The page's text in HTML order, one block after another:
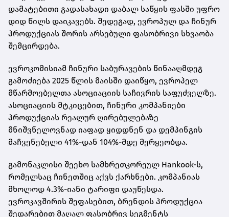
დამატებითი გადასახადი დაბალ საწყის ფასში უფრო
დიდ წილს დაიკავებს. შედეგად, ევროპულ და ჩინურ
პროდუქციას შორის არსებული ფასობრივი სხვაობა
შემცირდება.
ევროკომისიამ ჩინური საბურავების წინააღმდეგ
გამოძიება 2025 წლის მაისში დაიწყო, ევროპელ
მწარმოებელთა ასოციაციის საჩივრის საფუძველზე.
ასოციაციის მტკიცებით, ჩინური კომპანიები
პროდუქციას რეალურ ღირებულებაზე
მნიშვნელოვნად იაფად ყიდდნენ და დემპინგის
მაჩვენებელი 41%-დან 104%-მდე მერყეობდა.
გამონაკლისი შეეხო სამხრეთკორეულ Hankook-ს,
რომელსაც ჩინეთშიც აქვს ქარხნები. კომპანიას
მხოლოდ 4.3%-იანი ტარიფი დაუწესდა.
ევროკავშირის შეფასებით, ბრენდის პროდუქცია
შედარებით მაღალ ფასობრივ სეგმენტს